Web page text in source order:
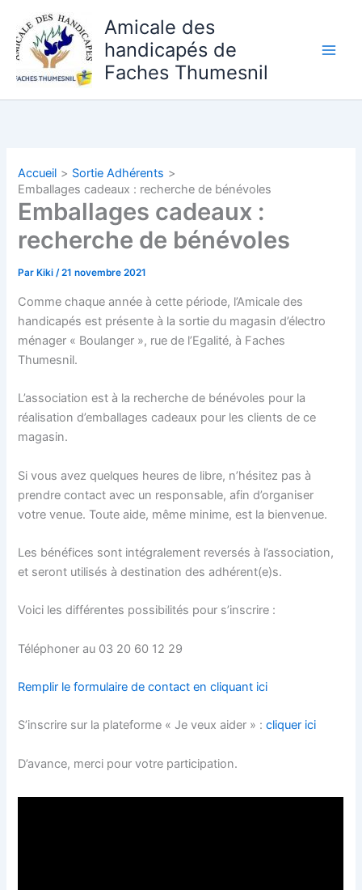
contenu
Amicale des
handicapés de
Faches Thumesnil
Accueil
Sortie Adhérents
Emballages cadeaux : recherche de bénévoles
Emballages cadeaux :
recherche de bénévoles
Par Kiki/21 novembre 2021
Comme chaque année à cette période, l’Amicale des
handicapés est présente à la sortie du magasin d’électro
ménager « Boulanger », rue de l’Egalité, à Faches
Thumesnil.
L’association est à la recherche de bénévoles pour la
réalisation d’emballages cadeaux pour les clients de ce
magasin.
Si vous avez quelques heures de libre, n’hésitez pas à
prendre contact avec un responsable, afin d’organiser
votre venue. Toute aide, même minime, est la bienvenue.
Les bénéfices sont intégralement reversés à l’association,
et seront utilisés à destination des adhérent(e)s.
Voici les différentes possibilités pour s’inscrire :
Téléphoner au 03 20 60 12 29
Remplir le formulaire de contact en cliquant ici
S’inscrire sur la plateforme « Je veux aider » :cliquer ici
D’avance, merci pour votre participation.